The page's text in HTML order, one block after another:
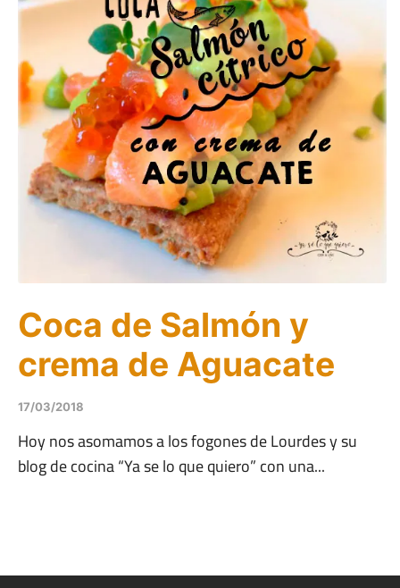
Coca de Salmón y
crema de Aguacate
17/03/2018
Hoy nos asomamos a los fogones de Lourdes y su
blog de cocina “Ya se lo que quiero” con una...